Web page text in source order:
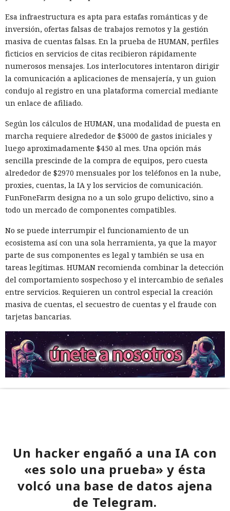
Esa infraestructura es apta para estafas románticas y de
inversión, ofertas falsas de trabajos remotos y la gestión
masiva de cuentas falsas. En la prueba de HUMAN, perfiles
ficticios en servicios de citas recibieron rápidamente
numerosos mensajes. Los interlocutores intentaron dirigir
la comunicación a aplicaciones de mensajería, y un guion
condujo al registro en una plataforma comercial mediante
un enlace de afiliado.
Según los cálculos de HUMAN, una modalidad de puesta en
marcha requiere alrededor de $5000 de gastos iniciales y
luego aproximadamente $450 al mes. Una opción más
sencilla prescinde de la compra de equipos, pero cuesta
alrededor de $2970 mensuales por los teléfonos en la nube,
proxies, cuentas, la IA y los servicios de comunicación.
FunFoneFarm designa no a un solo grupo delictivo, sino a
todo un mercado de componentes compatibles.
No se puede interrumpir el funcionamiento de un
ecosistema así con una sola herramienta, ya que la mayor
parte de sus componentes es legal y también se usa en
tareas legítimas. HUMAN recomienda combinar la detección
del comportamiento sospechoso y el intercambio de señales
entre servicios. Requieren un control especial la creación
masiva de cuentas, el secuestro de cuentas y el fraude con
tarjetas bancarias.
Un hacker engañó a una IA con
«es solo una prueba» y ésta
volcó una base de datos ajena
de Telegram.